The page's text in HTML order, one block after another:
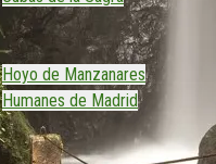
Hoyo de Manzanares
Humanes de Madrid